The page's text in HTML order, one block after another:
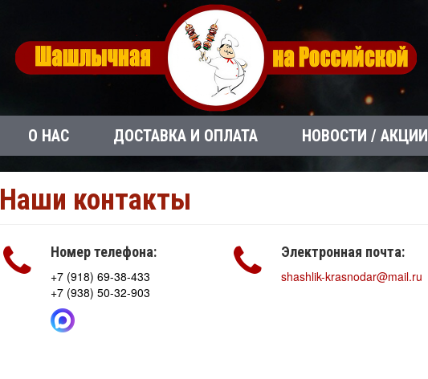
О НАС ДОСТАВКА И ОПЛАТА НОВОСТИ / АКЦИИ
Наши контакты
Номер телефона:
+7 (918) 69-38-433
+7 (938) 50-32-903
Электронная почта:
shashlik-krasnodar@mail.ru